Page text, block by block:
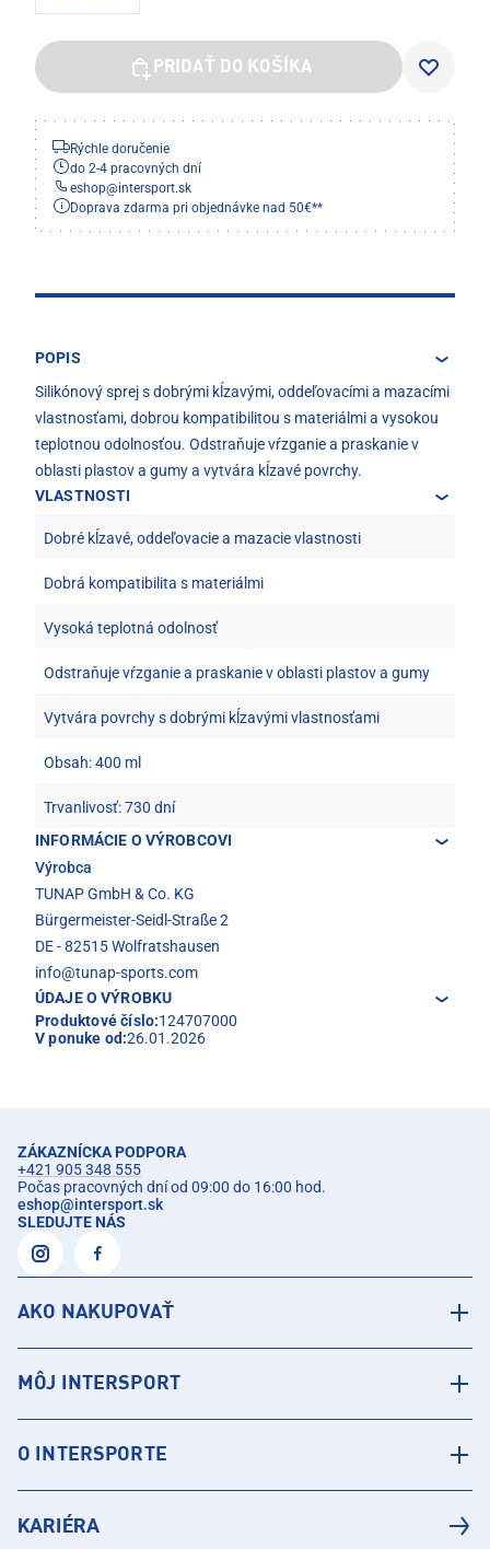
PRIDAŤ DO KOŠÍKA
Rýchle doručenie
do 2-4 pracovných dní
eshop@intersport.sk
Doprava zdarma pri objednávke nad 50€**
POPIS
Silikónový sprej s dobrými kĺzavými, oddeľovacími a mazacími
vlastnosťami, dobrou kompatibilitou s materiálmi a vysokou
teplotnou odolnosťou. Odstraňuje vŕzganie a praskanie v
oblasti plastov a gumy a vytvára kĺzavé povrchy.
VLASTNOSTI
Dobré kĺzavé, oddeľovacie a mazacie vlastnosti
Dobrá kompatibilita s materiálmi
Vysoká teplotná odolnosť
Odstraňuje vŕzganie a praskanie v oblasti plastov a gumy
Vytvára povrchy s dobrými kĺzavými vlastnosťami
Obsah: 400 ml
Trvanlivosť: 730 dní
INFORMÁCIE O VÝROBCOVI
Výrobca
TUNAP GmbH & Co. KG
Bürgermeister-Seidl-Straße 2
DE - 82515 Wolfratshausen
info@tunap-sports.com
ÚDAJE O VÝROBKU
Produktové číslo:124707000
V ponuke od:26.01.2026
ZÁKAZNÍCKA PODPORA
+421 905 348 555
Počas pracovných dní od 09:00 do 16:00 hod.
eshop@intersport.sk
SLEDUJTE NÁS
AKO NAKUPOVAŤ
MÔJ INTERSPORT
O INTERSPORTE
KARIÉRA